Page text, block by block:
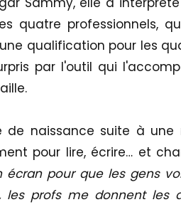
quatre professionnels,
qualification pour les
par l'outil qui
de naissance suite à une
pour lire, écrire… et
écran pour que les gens
les profs me donnent les